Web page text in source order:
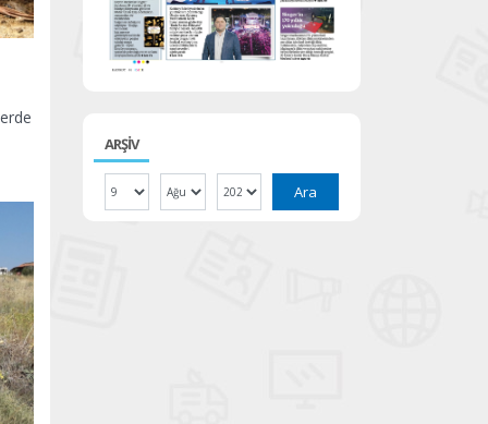
ARŞİV
Ara